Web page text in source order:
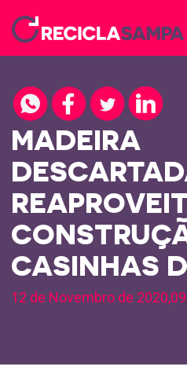
MADEIRA
CASINHAS
12 de Novembro de